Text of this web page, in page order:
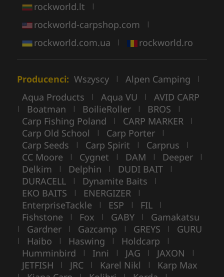
rockworld.lt |
rockworld-carpshop.com |
rockworld.com.ua | rockworld.ro
Producenci: Wszyscy | Alpen Camping |
Aqua Products | Aqua VU | AVID CARP
| Boatman | BoilieRoller | BROS |
Carp Fishing Poland | CARP MARKER |
Carp Old School | Carp Porter |
Carp Seeds | Carp Spirit | Carprus |
CC Moore | Cygnet | DAM | Deeper |
Delkim | Delphin | DUDI BAIT |
DURACELL | Dynamite Baits |
EKO BAITS | ENERGIZER |
EnterpriseTackle | ESP | FIL |
Fishstone | Fox | GABY | Gamakatsu
| Gardner | Gazcamp | GREYS | GURU
| Haibo | Haswing | Holdcarp |
Humminbird | Inni | JAG | JAXON |
JETFISH | JRC | Karel Nikl | Karp Max